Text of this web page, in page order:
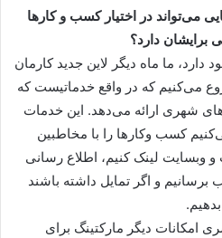
می‌تواند در اختیار کسب و کارها
برایشان دارد؟
دارد، ما ماه دیگر لاین جدید کارمان
می‌کنیم که در واقع خدماتیست که
شهری ارائه می‌دهد. این خدمات
کسب وکارها را با مخاطبین
وبسایت لینک کنیم، اطلاع رسانی
و اگر تمایل داشته باشند
امکانات دیگر مارکتینگ برای